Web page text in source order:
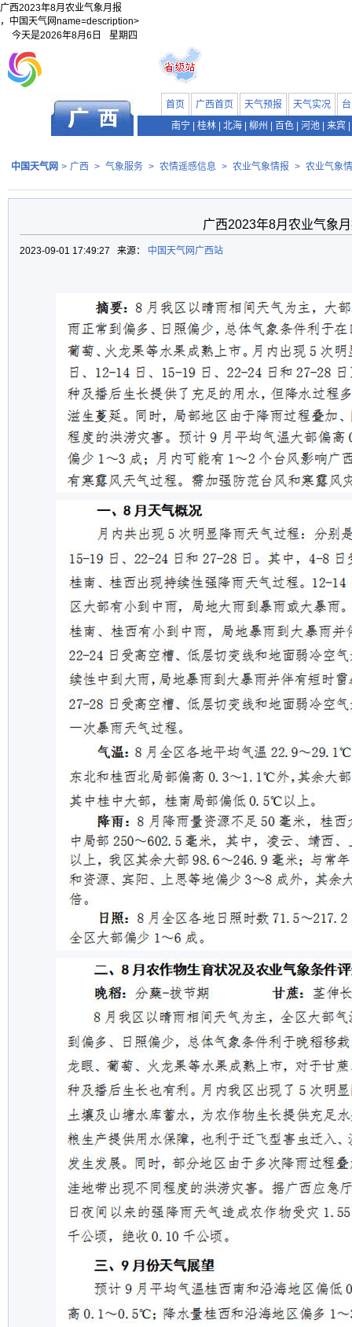
广西2023年8月农业气象月报
，中国天气网name=description>
今天是2026年8月6日 星期四
首页 广西首页 天气预报 天气实况
南宁
桂林 北海 柳州 百色 河池 来宾
中国天气网 > 广西 > 气象服务 > 农情遥感信息 > 农业气象情报 > 农业气象
广西2023年8月农业气象
2023-09-01 17:49:27 来源： 中国天气网广西站